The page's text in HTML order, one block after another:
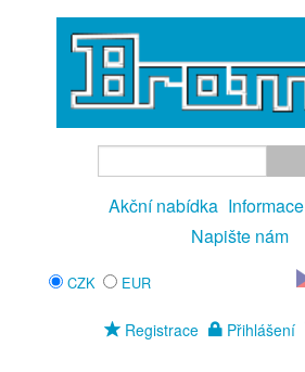
Akční nabídka Informace
Napište nám
CZK EUR
Registrace Přihlášení